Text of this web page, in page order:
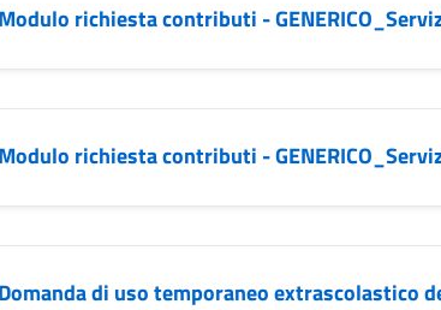
Modulo richiesta contributi -
Modulo richiesta contributi -
Domanda di uso temporaneo extrascolastico